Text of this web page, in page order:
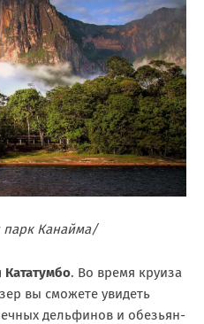
Канайма/
. Во время круиза
вы сможете увидеть
дельфинов и обезьян-